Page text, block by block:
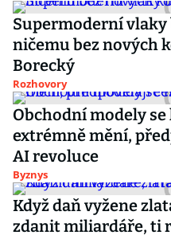
Supermoderní vlaky
ničemu bez nových
Borecký
Rozhovory
Obchodní modely
extrémně mění,
AI revoluce
Byznys
Když daň vyžene
zdanit miliardáře, ti